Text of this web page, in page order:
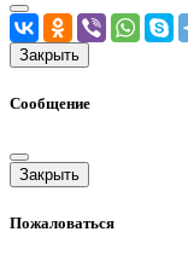
Закрыть
Сообщение
Закрыть
Пожаловаться